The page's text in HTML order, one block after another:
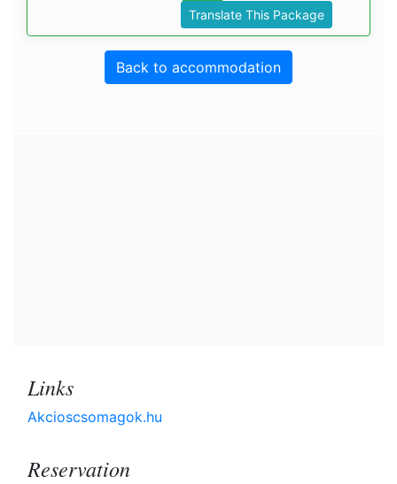
Translate This Package
Back to accommodation
Links
Akcioscsomagok.hu
Reservation